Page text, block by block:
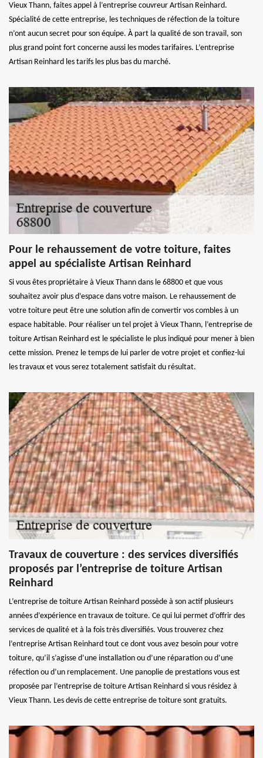
Vieux Thann, faites appel à l’entreprise couvreur Artisan Reinhard.
Spécialité de cette entreprise, les techniques de réfection de la toiture
n’ont aucun secret pour son équipe. À part la qualité de son travail, son
plus grand point fort concerne aussi les modes tarifaires. L’entreprise
Artisan Reinhard les tarifs les plus bas du marché.
Pour le rehaussement de votre toiture, faites
appel au spécialiste Artisan Reinhard
Si vous êtes propriétaire à Vieux Thann dans le 68800 et que vous
souhaitez avoir plus d’espace dans votre maison. Le rehaussement de
votre toiture peut être une solution afin de convertir vos combles à un
espace habitable. Pour réaliser un tel projet à Vieux Thann, l’entreprise de
toiture Artisan Reinhard est le spécialiste le plus indiqué pour mener à bien
cette mission. Prenez le temps de lui parler de votre projet et confiez-lui
les travaux et vous serez totalement satisfait du résultat.
Travaux de couverture : des services diversifiés
proposés par l’entreprise de toiture Artisan
Reinhard
L’entreprise de toiture Artisan Reinhard possède à son actif plusieurs
années d’expérience en travaux de toiture. Ce qui lui permet d’offrir des
services de qualité et à la fois très diversifiés. Vous trouverez chez
l’entreprise Artisan Reinhard tout ce dont vous avez besoin pour votre
toiture, qu’il s’agisse d’une installation ou d’une réparation ou d’une
réfection ou d’un remplacement. Une panoplie de prestations vous est
proposée par l’entreprise de toiture Artisan Reinhard si vous résidez à
Vieux Thann. Les devis de cette entreprise de toiture sont gratuits.